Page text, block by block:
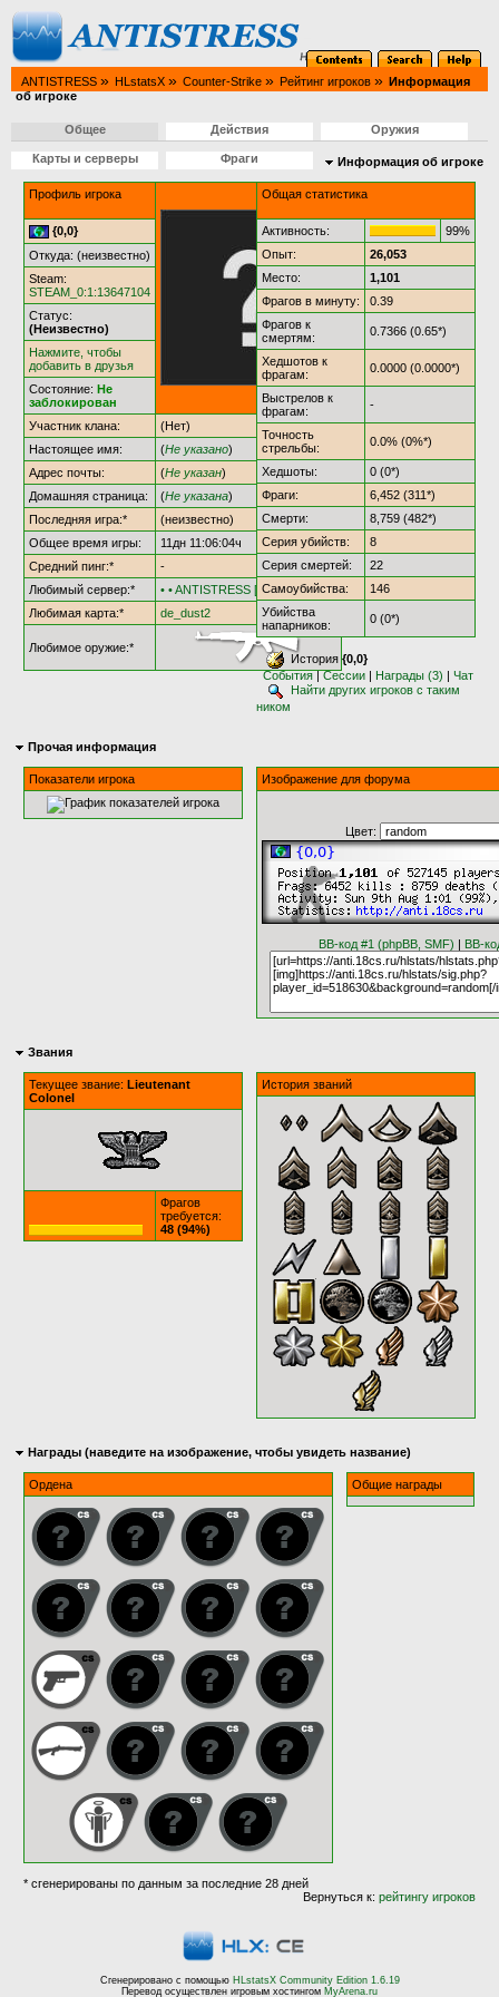
ANTISTRESS » HLstatsX » Counter-Strike » Рейтинг игроков » Информация
об игроке
Общее Действия Оружия
Карты и серверы Фраги Информация об игроке
Профиль игрока
{0,0}
Откуда: (неизвестно)
Steam:
STEAM_0:1:13647104
Статус:
(Неизвестно)
Нажмите, чтобы
добавить в друзья
Состояние: Не
заблокирован
Участник клана:
(Нет)
Настоящее имя:
(Не указано)
Адрес почты:
(Не указан)
Домашняя страница:
(Не указана)
Последняя игра:*
(неизвестно)
Общее время игры:
11дн 11:06:04ч
Средний пинг:*
-
Любимый сервер:*
• • ANTISTRESS [†AS18†] • •
Любимая карта:*
de_dust2
Любимое оружие:*
Общая статистика
Активность:
99%
Опыт:
26,053
Место:
1,101
Фрагов в минуту:
0.39
Фрагов к
смертям:
0.7366 (0.65*)
Хедшотов к
фрагам:
0.0000 (0.0000*)
Выстрелов к
фрагам:
-
Точность
стрельбы:
0.0% (0%*)
Хедшоты:
0 (0*)
Фраги:
6,452 (311*)
Смерти:
8,759 (482*)
Серия убийств:
8
Серия смертей:
22
Самоубийства:
146
Убийства
напарников:
0 (0*)
История{0,0}
События|Сессии | Награды (3) |Чат
Найти других игроков с таким
ником
Прочая информация
Показатели игрока Изображение для форума
Цвет:
BB-код #1 (phpBB, SMF) | BB-
Звания
Текущее звание: Lieutenant
Colonel
Фрагов
требуется:
48 (94%)
История званий
Награды (наведите на изображение, чтобы увидеть название)
Ордена Общие награды
* сгенерированы по данным за последние 28 дней
Вернуться к:рейтингу игроков
Сгенерировано с помощью HLstatsX Community Edition 1.6.19
Перевод осуществлен игровым хостингом MyArena.ru